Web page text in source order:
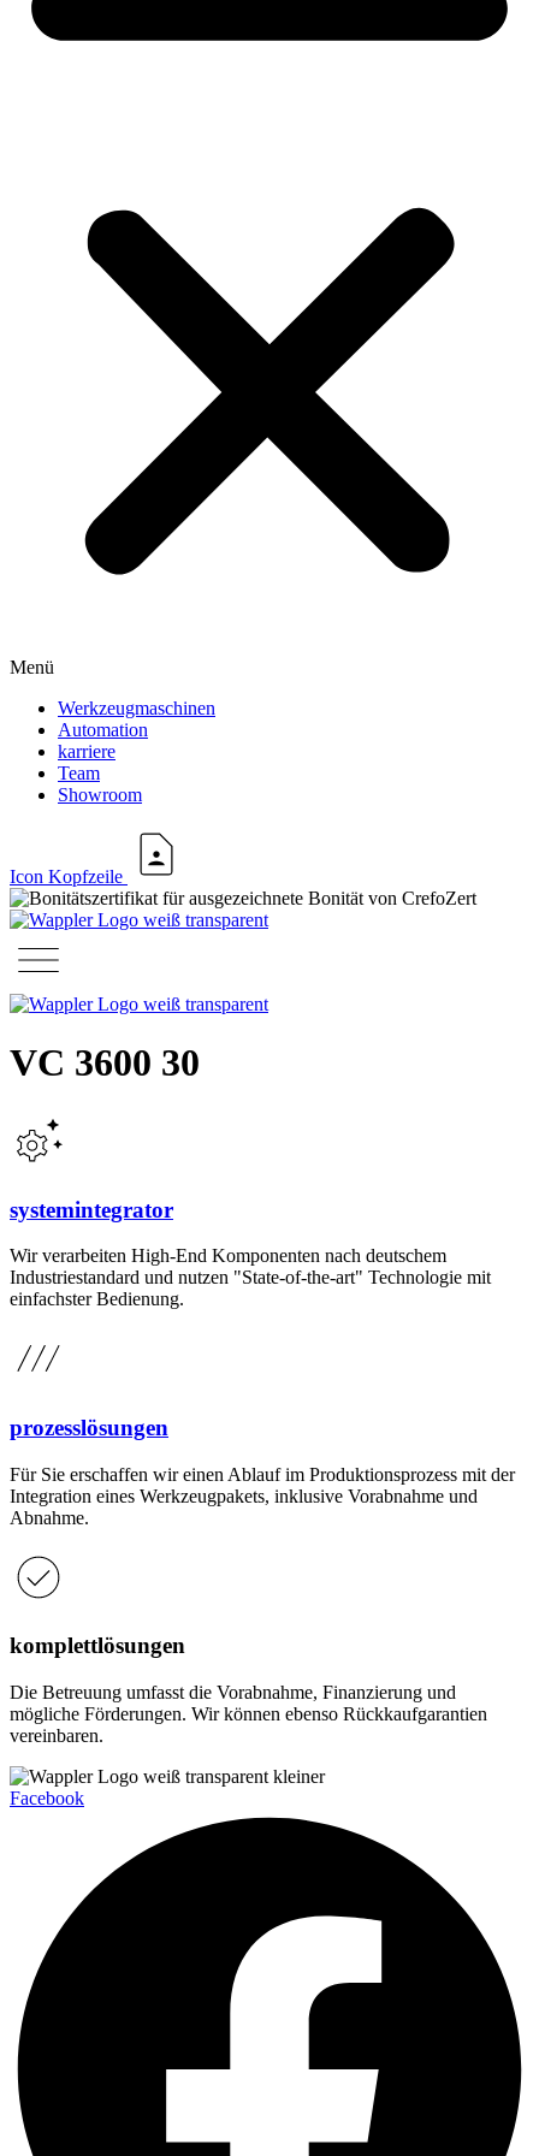
Menü
Werkzeugmaschinen
Automation
karriere
Team
Showroom
Icon Kopfzeile
VC 3600 30
systemintegrator
Wir verarbeiten High-End Komponenten nach deutschem
Industriestandard und nutzen "State-of-the-art" Technologie mit
einfachster Bedienung.
prozesslösungen
Für Sie erschaffen wir einen Ablauf im Produktionsprozess mit der
Integration eines Werkzeugpakets, inklusive Vorabnahme und
Abnahme.
komplettlösungen
Die Betreuung umfasst die Vorabnahme, Finanzierung und
mögliche Förderungen. Wir können ebenso Rückkaufgarantien
vereinbaren.
Facebook